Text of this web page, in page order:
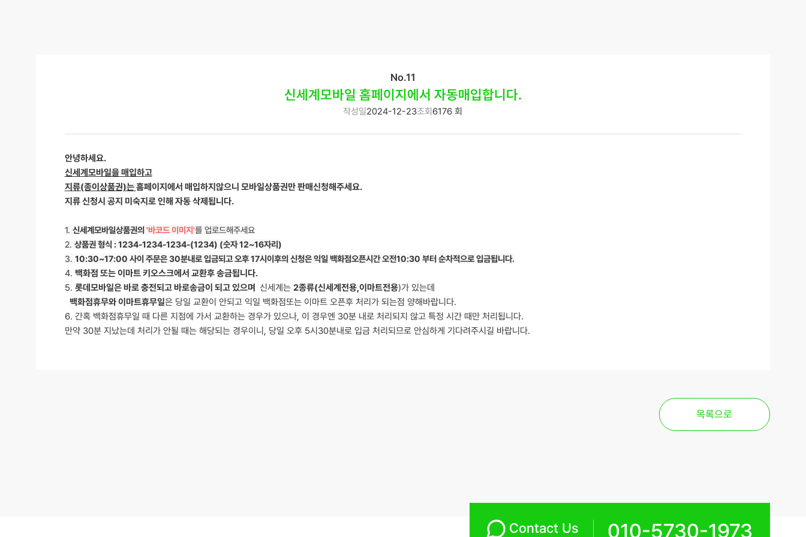
No.11
신세계모바일 홈페이지에서 자동매입합니다.
작성일2024-12-23조회6176 회
안녕하세요.
신세계모바일을 매입하고
지류(종이상품권)는홈페이지에서 매입하지않으니 모바일상품권만 판매신청해주세요.
지류 신청시 공지 미숙지로 인해 자동 삭제됩니다.
1. 신세계모바일상품권의 '바코드 이미지'를 업로드해주세요
2. 상품권 형식 : 1234-1234-1234-(1234) (숫자 12~16자리)
3. 10:30~17:00 사이 주문은 30분내로 입금되고 오후 17시이후의 신청은 익일 백화점오픈시간 오전10:30 부터 순차적으로 입금됩니다.
4. 백화점 또는 이마트 키오스크에서 교환후 송금됩니다.
5. 롯데모바일은 바로 충전되고 바로송금이 되고 있으며 신세계는 2종류(신세계전용,이마트전용)가 있는데
백화점휴무와 이마트휴무일은 당일 교환이 안되고 익일 백화점또는 이마트 오픈후 처리가 되는점 양해바랍니다.
6. 간혹 백화점휴무일 때 다른 지점에 가서 교환하는 경우가 있으나, 이 경우엔 30분 내로 처리되지 않고 특정 시간 때만 처리됩니다.
만약 30분 지났는데 처리가 안될 때는 해당되는 경우이니, 당일 오후 5시30분내로 입금 처리되므로 안심하게 기다려주시길 바랍니다.
목록으로
Contact Us 010-5730-1973